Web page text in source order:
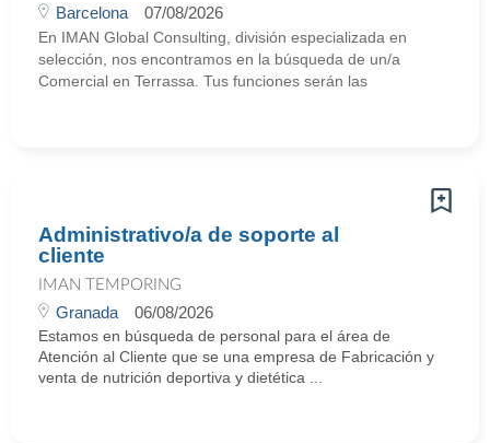
Barcelona 07/08/2026
En IMAN Global Consulting, división especializada en
selección, nos encontramos en la búsqueda de un/a
Comercial en Terrassa. Tus funciones serán las
Administrativo/a de soporte al
cliente
IMAN TEMPORING
Granada 06/08/2026
Estamos en búsqueda de personal para el área de
Atención al Cliente que se una empresa de Fabricación y
venta de nutrición deportiva y dietética ...